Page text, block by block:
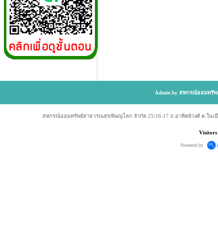
Admin by สหกรณ์ออมทรั
สหกรณ์ออมทรัพย์สาธารณสุขพิษณุโลก จำกัด 25/16-17 ถ.อาทิตย์วงศ์ ต.ในเ
Visitors